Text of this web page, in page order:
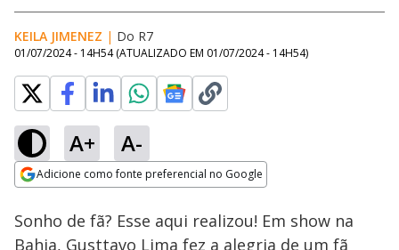
KEILA JIMENEZ | Do R7
01/07/2024 - 14H54 (ATUALIZADO EM 01/07/2024 - 14H54)
A+ A-
Adicione como fonte preferencial no Google
Ativar
100.00%
Sonho de fã? Esse aqui realizou! Em show na
Bahia, Gusttavo Lima fez a alegria de um fã